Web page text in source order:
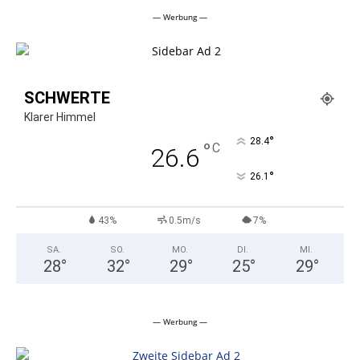
— Werbung —
SCHWERTE
Klarer Himmel
26.6 °C 28.4°
26.1 °
43% 0.5m/s 7%
SA.
28°
SO.
32°
MO.
29°
DI.
25°
MI.
29°
— Werbung —